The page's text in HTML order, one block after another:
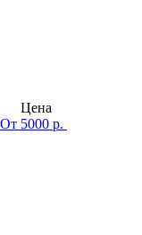
Цена
От 5000 р.